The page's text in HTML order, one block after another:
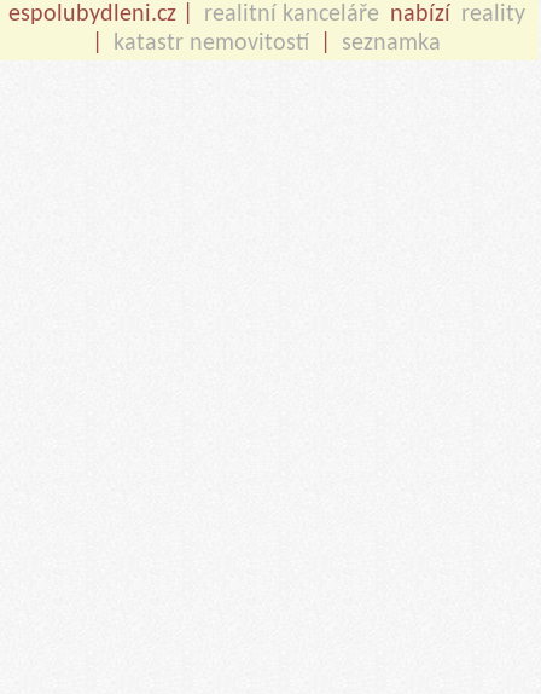
espolubydleni.cz |
realitní kanceláře nabízí reality
katastr nemovitostí seznamka